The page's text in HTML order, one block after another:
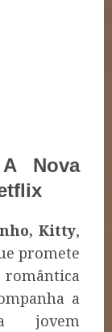
Nova
Kitty,
promete
romântica
a
jovem